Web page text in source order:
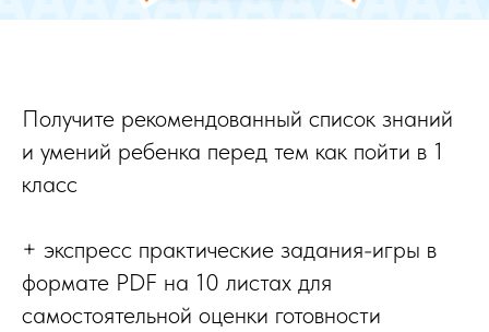
Получите рекомендованный список знаний
и умений ребенка перед тем как пойти в 1
класс
+ экспресс практические задания-игры в
формате PDF на 10 листах для
самостоятельной оценки готовности